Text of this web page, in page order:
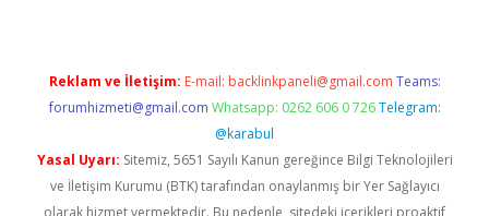
Reklam ve İletişim: E-mail: backlinkpaneli@gmail.com Teams:
forumhizmeti@gmail.com Whatsapp: 0262 606 0 726 Telegram:
@karabul
Yasal Uyarı: Sitemiz, 5651 Sayılı Kanun gereğince Bilgi Teknolojileri
ve İletişim Kurumu (BTK) tarafından onaylanmış bir Yer Sağlayıcı
olarak hizmet vermektedir. Bu nedenle, sitedeki içerikleri proaktif